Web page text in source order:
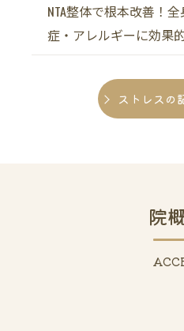
NTA整体で根本改善！
症・アレルギーに効果
ストレスの
院